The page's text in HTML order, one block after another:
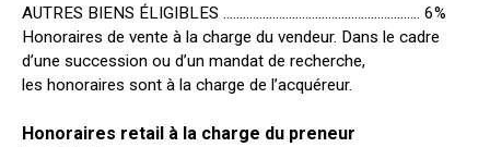
AUTRES BIENS ÉLIGIBLES …………………………………………………… 6%
Honoraires de vente à la charge du vendeur. Dans le cadre
d’une succession ou d’un mandat de recherche,
les honoraires sont à la charge de l’acquéreur.
Honoraires retail à la charge du preneur